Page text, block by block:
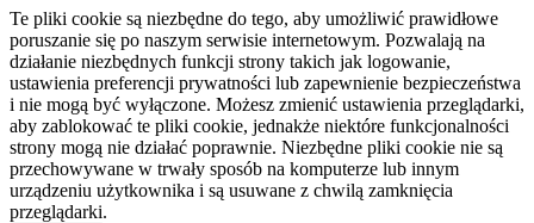
Te pliki cookie są niezbędne do tego, aby umożliwić prawidłowe
poruszanie się po naszym serwisie internetowym. Pozwalają na
działanie niezbędnych funkcji strony takich jak logowanie,
ustawienia preferencji prywatności lub zapewnienie bezpieczeństwa
i nie mogą być wyłączone. Możesz zmienić ustawienia przeglądarki,
aby zablokować te pliki cookie, jednakże niektóre funkcjonalności
strony mogą nie działać poprawnie. Niezbędne pliki cookie nie są
przechowywane w trwały sposób na komputerze lub innym
urządzeniu użytkownika i są usuwane z chwilą zamknięcia
przeglądarki.